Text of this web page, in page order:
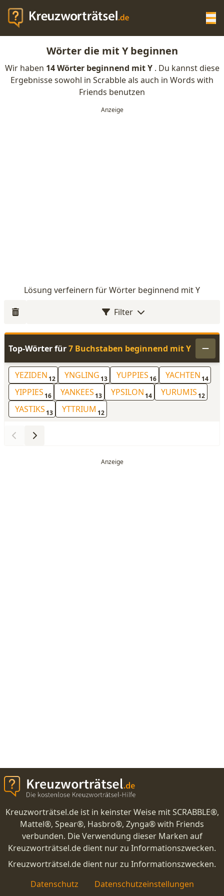
KREUZWORTRÄTSEL-HILFE
SCRABBLE HILFE
Wörter die mit Y beginnen
Wir haben 14 Wörter beginnend mit Y . Du kannst diese
Ergebnisse sowohl in Scrabble als auch in Words with
Friends benutzen
Lösung verfeinern für Wörter beginnend mit Y
Filter
Top-Wörter für7 Buchstaben beginnend mit Y
YEZIDEN 12 YNGLING 13 YUPPIES 16 YACHTEN 14
YIPPIES 16 YANKEES 13 YPSILON 14 YURUMIS 12
YASTIKS 13 YTTRIUM 12
Kreuzworträtsel.de ist in keinster Weise mit SCRABBLE®,
Mattel®, Spear®, Hasbro®, Zynga® with Friends
verbunden. Die Verwendung dieser Marken auf
Kreuzworträtsel.de dient nur zu Informationszwecken.
Kreuzworträtsel.de dient nur zu Informationszwecken.
Datenschutz
Datenschutzeinstellungen